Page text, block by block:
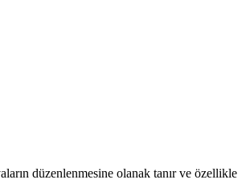
düzenlenmesine olanak tanır ve özellikle